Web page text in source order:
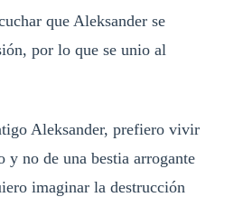
que Aleksander se
por lo que se unio al
Aleksander, prefiero vivir
y no de una bestia arrogante
imaginar la destrucción